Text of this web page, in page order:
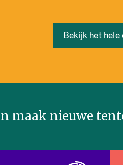
Bekijk het hele
maak nieuwe